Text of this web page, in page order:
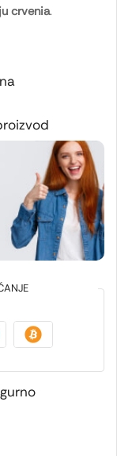
crvenia.